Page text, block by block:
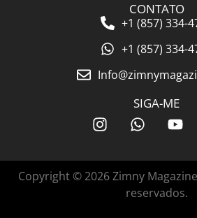
CONTATO
+1 (857) 334-
+1 (857) 334-
SIGA-ME
Copyright © 2026 Zimny
reservados.